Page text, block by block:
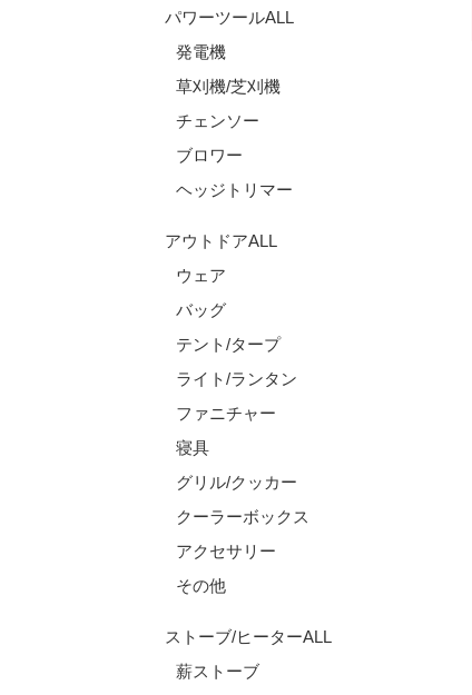
パワーツールALL
発電機
草刈機/芝刈機
チェンソー
ブロワー
ヘッジトリマー
アウトドアALL
ウェア
バッグ
テント/タープ
ライト/ランタン
ファニチャー
寝具
グリル/クッカー
クーラーボックス
アクセサリー
その他
ストーブ/ヒーターALL
薪ストーブ